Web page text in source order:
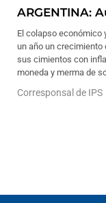
ARGENTINA:
El colapso económico
un año un crecimiento
sus cimientos con
moneda y merma de
Corresponsal de IPS